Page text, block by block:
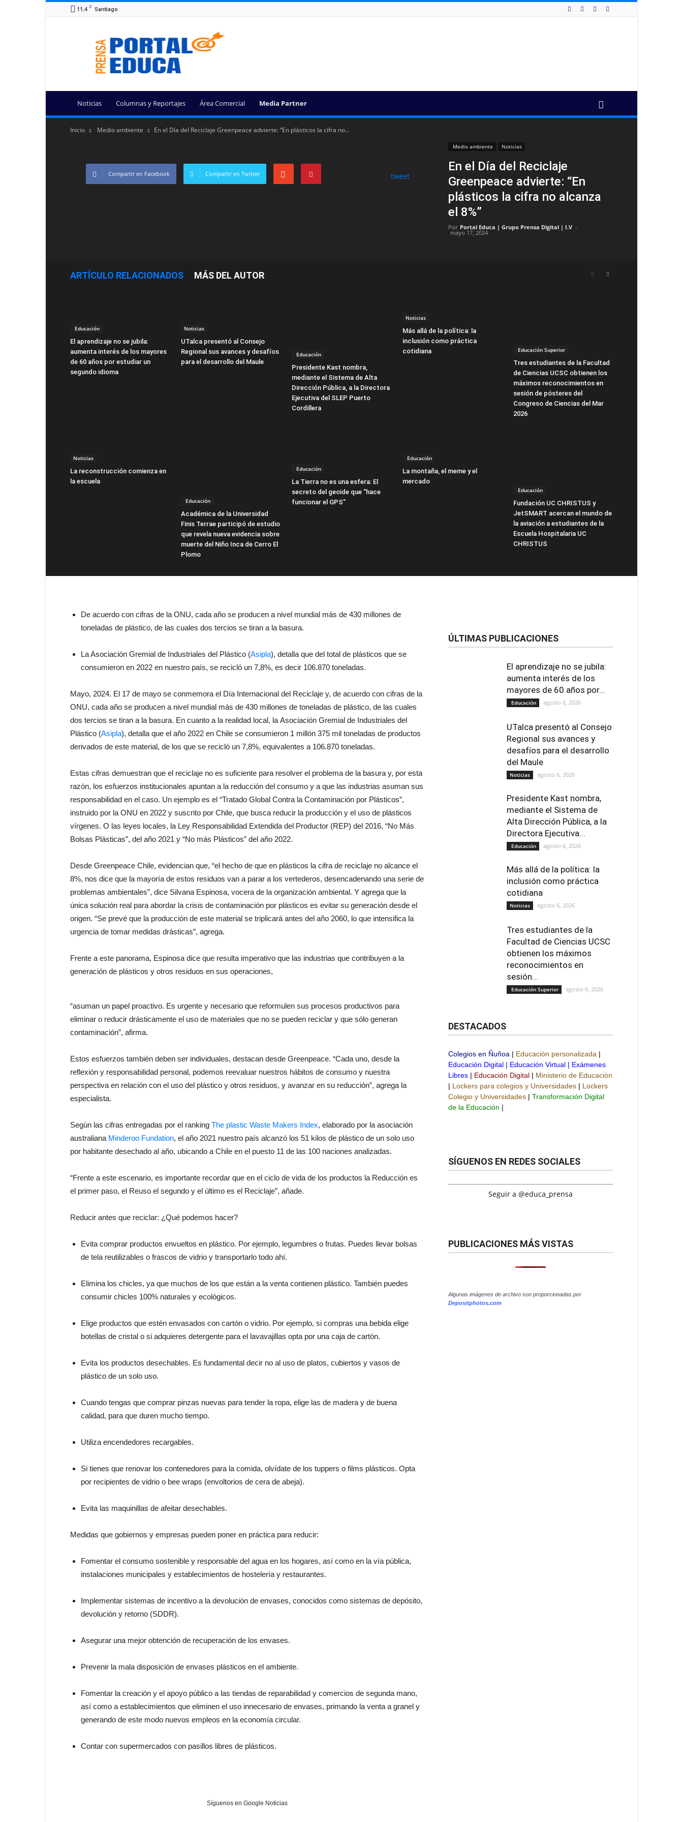
11.4 C Santiago
Portal
Educa
Noticias Columnas y Reportajes Área Comercial Media Partner
Inicio Medio ambiente En el Día del Reciclaje Greenpeace advierte: “En plásticos la cifra no...
Medio ambiente Noticias
En el Día del Reciclaje
Greenpeace advierte: “En
plásticos la cifra no alcanza
el 8%”
Por Portal Educa | Grupo Prensa Digital | I.V -
mayo 17, 2024
Compartir en Facebook Compartir en Twitter tweet
ARTÍCULO RELACIONADOS MÁS DEL AUTOR
Educación
El aprendizaje no se jubila:
aumenta interés de los mayores
de 60 años por estudiar un
segundo idioma
Noticias
UTalca presentó al Consejo
Regional sus avances y desafíos
para el desarrollo del Maule
Educación
Presidente Kast nombra,
mediante el Sistema de Alta
Dirección Pública, a la Directora
Ejecutiva del SLEP Puerto
Cordillera
Noticias
Más allá de la política: la
inclusión como práctica
cotidiana
Educación Superior
Tres estudiantes de la Facultad
de Ciencias UCSC obtienen los
máximos reconocimientos en
sesión de pósteres del
Congreso de Ciencias del Mar
2026
Noticias
La reconstrucción comienza en
la escuela
Educación
Académica de la Universidad
Finis Terrae participó de estudio
que revela nueva evidencia sobre
muerte del Niño Inca de Cerro El
Plomo
Educación
La Tierra no es una esfera: El
secreto del geoide que “hace
funcionar el GPS”
Educación
La montaña, el meme y el
mercado
Educación
Fundación UC CHRISTUS y
JetSMART acercan el mundo de
la aviación a estudiantes de la
Escuela Hospitalaria UC
CHRISTUS
De acuerdo con cifras de la ONU, cada año se producen a nivel mundial más de 430 millones de
toneladas de plástico, de las cuales dos tercios se tiran a la basura.
La Asociación Gremial de Industriales del Plástico (Asipla), detalla que del total de plásticos que se
consumieron en 2022 en nuestro país, se recicló un 7,8%, es decir 106.870 toneladas.
Mayo, 2024. El 17 de mayo se conmemora el Día Internacional del Reciclaje y, de acuerdo con cifras de la
ONU, cada año se producen a nivel mundial más de 430 millones de toneladas de plástico, de las cuales
dos tercios se tiran a la basura. En cuanto a la realidad local, la Asociación Gremial de Industriales del
Plástico (Asipla), detalla que el año 2022 en Chile se consumieron 1 millón 375 mil toneladas de productos
derivados de este material, de los que se recicló un 7,8%, equivalentes a 106.870 toneladas.
Estas cifras demuestran que el reciclaje no es suficiente para resolver el problema de la basura y, por esta
razón, los esfuerzos institucionales apuntan a la reducción del consumo y a que las industrias asuman sus
responsabilidad en el caso. Un ejemplo es el “Tratado Global Contra la Contaminación por Plásticos”,
instruido por la ONU en 2022 y suscrito por Chile, que busca reducir la producción y el uso de plásticos
vírgenes. O las leyes locales, la Ley Responsabilidad Extendida del Productor (REP) del 2016, “No Más
Bolsas Plásticas”, del año 2021 y “No más Plásticos” del año 2022.
Desde Greenpeace Chile, evidencian que, “el hecho de que en plásticos la cifra de reciclaje no alcance el
8%, nos dice que la mayoría de estos residuos van a parar a los vertederos, desencadenando una serie de
problemas ambientales”, dice Silvana Espinosa, vocera de la organización ambiental. Y agrega que la
única solución real para abordar la crisis de contaminación por plásticos es evitar su generación desde el
origen. “Se prevé que la producción de este material se triplicará antes del año 2060, lo que intensifica la
urgencia de tomar medidas drásticas”, agrega.
Frente a este panorama, Espinosa dice que resulta imperativo que las industrias que contribuyen a la
generación de plásticos y otros residuos en sus operaciones,
“asuman un papel proactivo. Es urgente y necesario que reformulen sus procesos productivos para
eliminar o reducir drásticamente el uso de materiales que no se pueden reciclar y que sólo generan
contaminación”, afirma.
Estos esfuerzos también deben ser individuales, destacan desde Greenpeace. “Cada uno, desde la
reflexión y responsabilidad personal, podemos reevaluar nuestros hábitos de consumo y nuestra
perspectiva en relación con el uso del plástico y otros residuos, y avanzar en su reducción”, agrega la
especialista.
Según las cifras entregadas por el ranking The plastic Waste Makers Index, elaborado por la asociación
australiana Minderoo Fundation, el año 2021 nuestro país alcanzó los 51 kilos de plástico de un solo uso
por habitante desechado al año, ubicando a Chile en el puesto 11 de las 100 naciones analizadas.
“Frente a este escenario, es importante recordar que en el ciclo de vida de los productos la Reducción es
el primer paso, el Reuso el segundo y el último es el Reciclaje”, añade.
Reducir antes que reciclar: ¿Qué podemos hacer?
Evita comprar productos envueltos en plástico. Por ejemplo, legumbres o frutas. Puedes llevar bolsas
de tela reutilizables o frascos de vidrio y transportarlo todo ahí.
Elimina los chicles, ya que muchos de los que están a la venta contienen plástico. También puedes
consumir chicles 100% naturales y ecológicos.
Elige productos que estén envasados con cartón o vidrio. Por ejemplo, si compras una bebida elige
botellas de cristal o si adquieres detergente para el lavavajillas opta por una caja de cartón.
Evita los productos desechables. Es fundamental decir no al uso de platos, cubiertos y vasos de
plástico de un solo uso.
Cuando tengas que comprar pinzas nuevas para tender la ropa, elige las de madera y de buena
calidad, para que duren mucho tiempo.
Utiliza encendedores recargables.
Si tienes que renovar los contenedores para la comida, olvídate de los tuppers o films plásticos. Opta
por recipientes de vidrio o bee wraps (envoltorios de cera de abeja).
Evita las maquinillas de afeitar desechables.
Medidas que gobiernos y empresas pueden poner en práctica para reducir:
Fomentar el consumo sostenible y responsable del agua en los hogares, así como en la vía pública,
instalaciones municipales y establecimientos de hostelería y restaurantes.
Implementar sistemas de incentivo a la devolución de envases, conocidos como sistemas de depósito,
devolución y retorno (SDDR).
Asegurar una mejor obtención de recuperación de los envases.
Prevenir la mala disposición de envases plásticos en el ambiente.
Fomentar la creación y el apoyo público a las tiendas de reparabilidad y comercios de segunda mano,
así como a establecimientos que eliminen el uso innecesario de envases, primando la venta a granel y
generando de este modo nuevos empleos en la economía circular.
Contar con supermercados con pasillos libres de plásticos.
Síguenos en Google Noticias
ÚLTIMAS PUBLICACIONES
El aprendizaje no se jubila:
aumenta interés de los
mayores de 60 años por...
Educación agosto 6, 2026
UTalca presentó al Consejo
Regional sus avances y
desafíos para el desarrollo
del Maule
Noticias agosto 6, 2026
Presidente Kast nombra,
mediante el Sistema de
Alta Dirección Pública, a la
Directora Ejecutiva...
Educación agosto 6, 2026
Más allá de la política: la
inclusión como práctica
cotidiana
Noticias agosto 6, 2026
Tres estudiantes de la
Facultad de Ciencias UCSC
obtienen los máximos
reconocimientos en
sesión...
Educación Superior agosto 6, 2026
DESTACADOS
Colegios en Ñuñoa | Educación personalizada |
Educación Digital | Educación Virtual | Exámenes
Libres | Educación Digital | Ministerio de Educación
| Lockers para colegios y Universidades | Lockers
Colegio y Universidades | Transformación Digital
de la Educación |
SÍGUENOS EN REDES SOCIALES
Seguir a @educa_prensa
PUBLICACIONES MÁS VISTAS
Algunas imágenes de archivo son proporcionadas por
Depositphotos.com